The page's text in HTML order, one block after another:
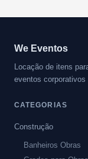
We Eventos
Locação de itens
eventos corporativos
CATEGORIAS
Construção
Banheiros Obras